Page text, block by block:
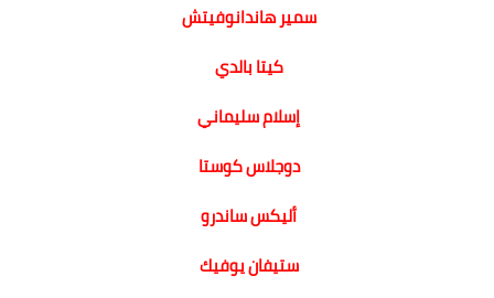
سمير هاندانوفيتش
كيتا بالدي
إسلام سليماني
دوجلاس كوستا
أليكس ساندرو
ستيفان يوفيك